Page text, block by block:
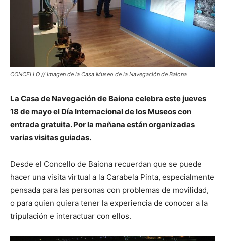
CONCELLO // Imagen de la Casa Museo de la Navegación de Baiona
La Casa de Navegación de Baiona celebra este jueves
18 de mayo el Día Internacional de los Museos con
entrada gratuita. Por la mañana están organizadas
varias visitas guiadas.
Desde el Concello de Baiona recuerdan que se puede
hacer una visita virtual a la Carabela Pinta, especialmente
pensada para las personas con problemas de movilidad,
o para quien quiera tener la experiencia de conocer a la
tripulación e interactuar con ellos.